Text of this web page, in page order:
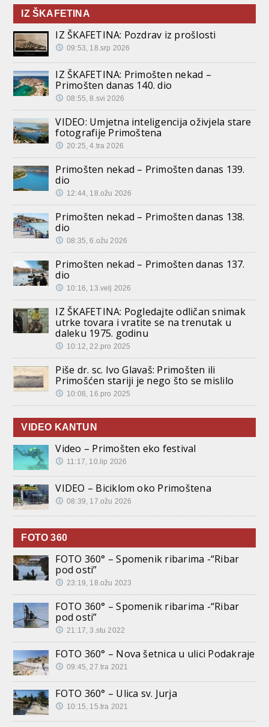
IZ ŠKAFETINA
IZ ŠKAFETINA: Pozdrav iz prošlosti
09:53, 18.srp 2026
IZ ŠKAFETINA: Primošten nekad –
Primošten danas 140. dio
08:55, 8.svi 2026
VIDEO: Umjetna inteligencija oživjela stare
fotografije Primoštena
20:25, 4.tra 2026
Primošten nekad – Primošten danas 139.
dio
12:44, 18.ožu 2026
Primošten nekad – Primošten danas 138.
dio
08:35, 6.ožu 2026
Primošten nekad – Primošten danas 137.
dio
10:16, 13.velj 2026
IZ ŠKAFETINA: Pogledajte odličan snimak
utrke tovara i vratite se na trenutak u
daleku 1975. godinu
10:12, 22.pro 2025
Piše dr. sc. Ivo Glavaš: Primošten ili
Primošćen stariji je nego što se mislilo
10:08, 16.pro 2025
VIDEO KANTUN
Video – Primošten eko festival
11:17, 10.lip 2026
VIDEO – Biciklom oko Primoštena
08:39, 17.ožu 2026
FOTO 360
FOTO 360° – Spomenik ribarima -“Ribar
pod osti”
23:19, 18.ožu 2023
FOTO 360° – Spomenik ribarima -“Ribar
pod osti”
21:17, 3.stu 2022
FOTO 360° – Nova šetnica u ulici Podakraje
09:45, 27.tra 2021
FOTO 360° – Ulica sv. Jurja
10:15, 15.tra 2021